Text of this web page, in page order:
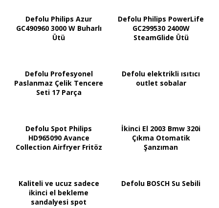
Defolu Philips Azur
GC490960 3000 W Buharlı
Ütü
Defolu Philips PowerLife
GC299530 2400W
SteamGlide Ütü
Defolu Profesyonel
Paslanmaz Çelik Tencere
Seti 17 Parça
Defolu elektrikli ısıtıcı
outlet sobalar
Defolu Spot Philips
HD965090 Avance
Collection Airfryer Fritöz
İkinci El 2003 Bmw 320i
Çıkma Otomatik
Şanzıman
Kaliteli ve ucuz sadece
ikinci el bekleme
sandalyesi spot
Defolu BOSCH Su Sebili